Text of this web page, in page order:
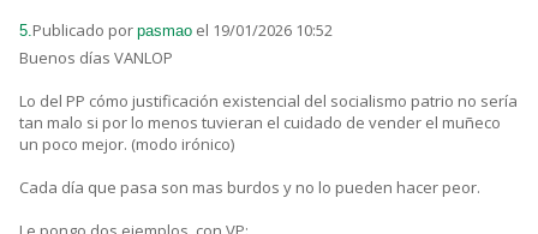
5.Publicado por pasmao el 19/01/2026 10:52
Buenos días VANLOP
Lo del PP cómo justificación existencial del socialismo patrio no sería
tan malo si por lo menos tuvieran el cuidado de vender el muñeco
un poco mejor. (modo irónico)
Cada día que pasa son mas burdos y no lo pueden hacer peor.